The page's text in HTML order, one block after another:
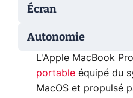
Écran
Autonomie
L'Apple MacBook
portable équipé du
MacOS et propulsé